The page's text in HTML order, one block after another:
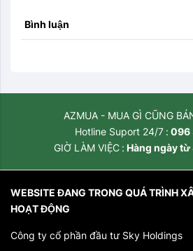
Bình luận
AZMUA - MUA GÌ CŨNG
Hotline Suport 24/7 096
GIỜ LÀM VIỆC
Hàng ngày
WEBSITE ĐANG TRONG QUÁ TRÌNH
HOẠT ĐỘNG
Công ty cổ phần đầu tư Sky Holdings